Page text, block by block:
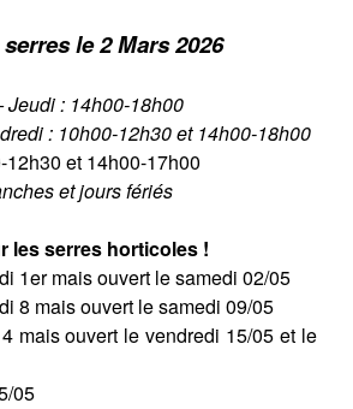
le 2 Mars 2026
Jeudi : 14h00-18h00
: 10h00-12h30 et 14h00-18h00
et 14h00-17h00
et jours fériés
les serres horticoles !
1er mais ouvert le samedi 02/05
8 mais ouvert le samedi 09/05
mais ouvert le vendredi 15/05 et le
05